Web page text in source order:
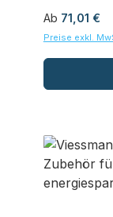
Regulärer
Ab 71,01 €
Preise exkl.